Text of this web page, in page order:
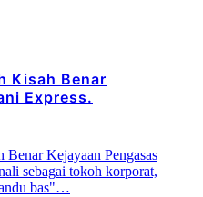
Kisah Benar
Express.
Kejayaan Pengasas
sebagai tokoh korporat,
bas"…